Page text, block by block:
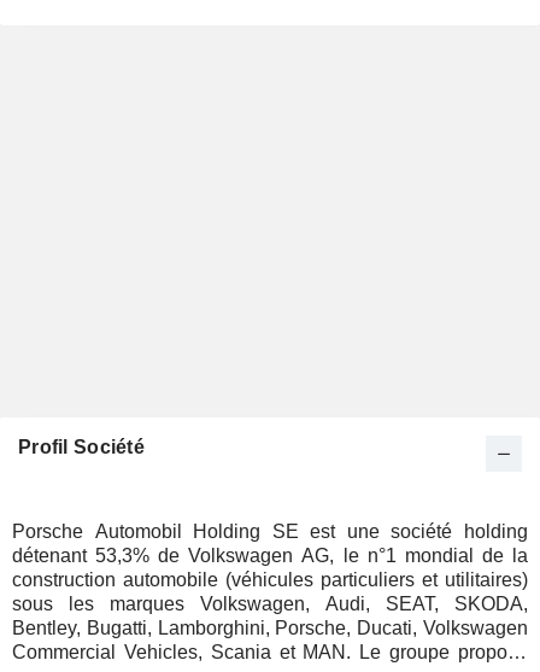
Profil Société
Porsche Automobil Holding SE est une société holding
détenant 53,3% de Volkswagen AG, le n°1 mondial de la
construction automobile (véhicules particuliers et utilitaires)
sous les marques Volkswagen, Audi, SEAT, SKODA,
Bentley, Bugatti, Lamborghini, Porsche, Ducati, Volkswagen
Commercial Vehicles, Scania et MAN. Le groupe propose